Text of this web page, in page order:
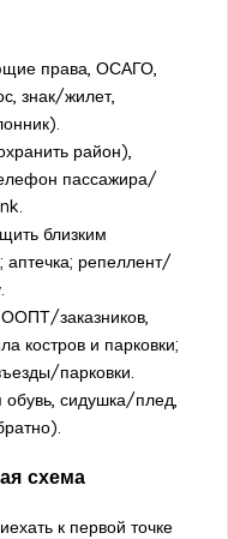
права, ОСАГО,
знак/жилет,
район),
пассажира/
близким
аптечка; репеллент/
заказников,
костров и парковки;
парковки.
сидушка/плед,
схема
к первой точке